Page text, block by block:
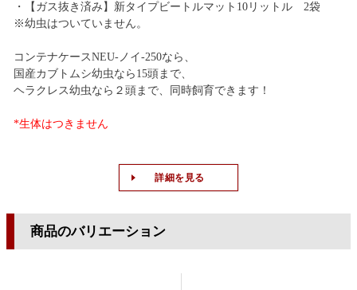
・【ガス抜き済み】新タイプビートルマット10リットル 2袋
※幼虫はついていません。
コンテナケースNEU-ノイ-250なら、
国産カブトムシ幼虫なら15頭まで、
ヘラクレス幼虫なら２頭まで、同時飼育できます！
*生体はつきません
詳細を見る
商品のバリエーション